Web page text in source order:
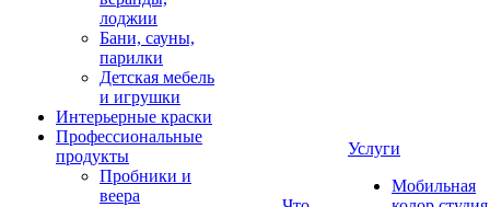
лоджии
Бани, сауны,
парилки
Детская мебель
и игрушки
Интерьерные краски
Профессиональные
продукты
Пробники и
веера
Услуги
Мобильная